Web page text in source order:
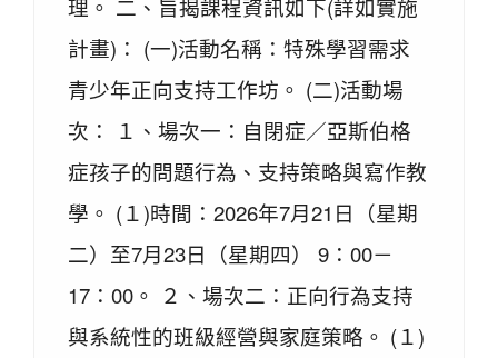
理。 二、旨揭課程資訊如下(詳如實施
計畫)： (一)活動名稱：特殊學習需求
青少年正向支持工作坊。 (二)活動場
次： １、場次一：自閉症／亞斯伯格
症孩子的問題行為、支持策略與寫作教
學。 (１)時間：2026年7月21日（星期
二）至7月23日（星期四） 9：00－
17：00。 ２、場次二：正向行為支持
與系統性的班級經營與家庭策略。 (１)